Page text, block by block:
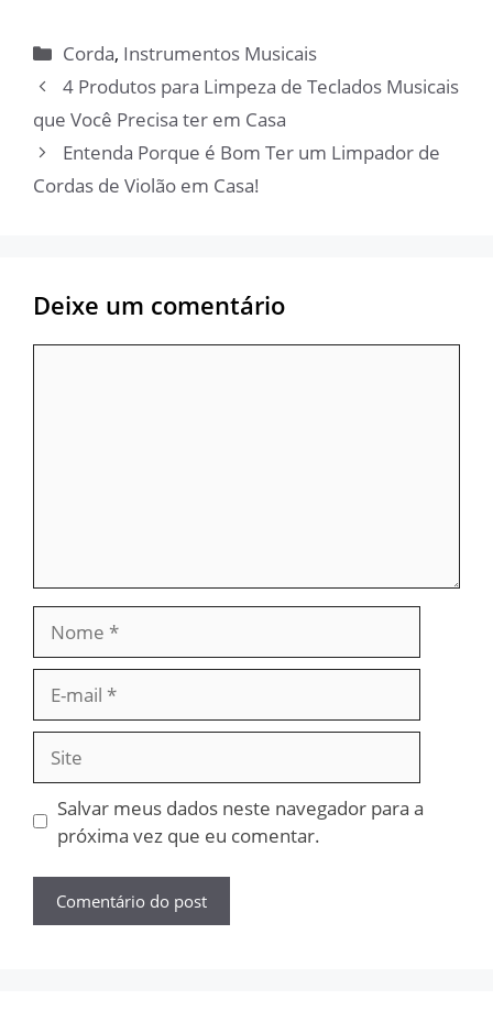
Categorias
Corda, Instrumentos Musicais
4 Produtos para Limpeza de Teclados Musicais
que Você Precisa ter em Casa
Entenda Porque é Bom Ter um Limpador de
Cordas de Violão em Casa!
Deixe um comentário
mail
Salvar meus dados neste navegador para a
próxima vez que eu comentar.